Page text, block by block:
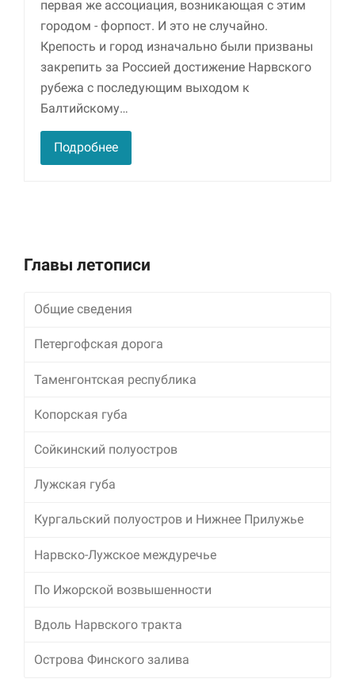
первая же ассоциация, возникающая с этим
городом - форпост. И это не случайно.
Крепость и город изначально были призваны
закрепить за Россией достижение Нарвского
рубежа с последующим выходом к
Балтийскому…
Подробнее
Главы летописи
Общие сведения
Петергофская дорога
Таменгонтская республика
Копорская губа
Сойкинский полуостров
Лужская губа
Кургальский полуостров и Нижнее Прилужье
Нарвско-Лужское междуречье
По Ижорской возвышенности
Вдоль Нарвского тракта
Острова Финского залива
Маркетинг
Делясь своими
интересами и
информацией о вашем
поведении во время